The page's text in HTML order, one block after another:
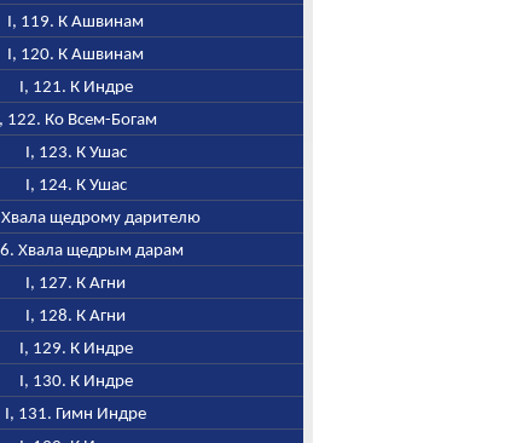
I, 119. К Ашвинам
I, 120. К Ашвинам
I, 121. К Индре
122. Ко Всем-Богам
I, 123. К Ушас
I, 124. К Ушас
щедрому дарителю
Хвала щедрым дарам
I, 127. К Агни
I, 128. К Агни
I, 129. К Индре
I, 130. К Индре
I, 131. Гимн Индре